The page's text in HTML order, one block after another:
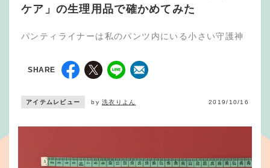
ケア」の生理用品で確かめてみた
パンティライナーは私のパンツ内にいる小さい守護神
SHARE
アイテムレビュー by洗衣りよん 2019/10/16